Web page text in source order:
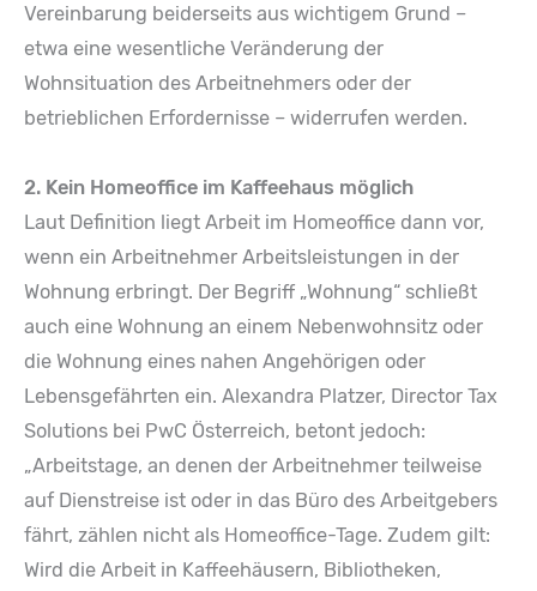
Vereinbarung beiderseits aus wichtigem Grund –
etwa eine wesentliche Veränderung der
Wohnsituation des Arbeitnehmers oder der
betrieblichen Erfordernisse – widerrufen werden.
2. Kein Homeoffice im Kaffeehaus möglich
Laut Definition liegt Arbeit im Homeoffice dann vor,
wenn ein Arbeitnehmer Arbeitsleistungen in der
Wohnung erbringt. Der Begriff „Wohnung“ schließt
auch eine Wohnung an einem Nebenwohnsitz oder
die Wohnung eines nahen Angehörigen oder
Lebensgefährten ein. Alexandra Platzer, Director Tax
Solutions bei PwC Österreich, betont jedoch:
„Arbeitstage, an denen der Arbeitnehmer teilweise
auf Dienstreise ist oder in das Büro des Arbeitgebers
fährt, zählen nicht als Homeoffice-Tage. Zudem gilt:
Wird die Arbeit in Kaffeehäusern, Bibliotheken,